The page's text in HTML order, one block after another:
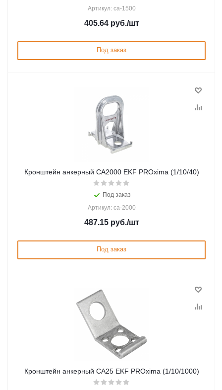
Артикул: ca-1500
405.64руб./шт
Под заказ
Кронштейн анкерный СА2000 EKF PROxima (1/10/40)
Под заказ
Артикул: ca-2000
487.15руб./шт
Под заказ
Кронштейн анкерный СА25 EKF PROxima (1/10/1000)